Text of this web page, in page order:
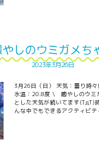
しのウミガメ
2023年3月26日
3月26日（日） 天気：曇り
水温：20.8度 \ 癒やしのウ
とした天気が続いてます(TдT)
んな中でもできるアクティビ